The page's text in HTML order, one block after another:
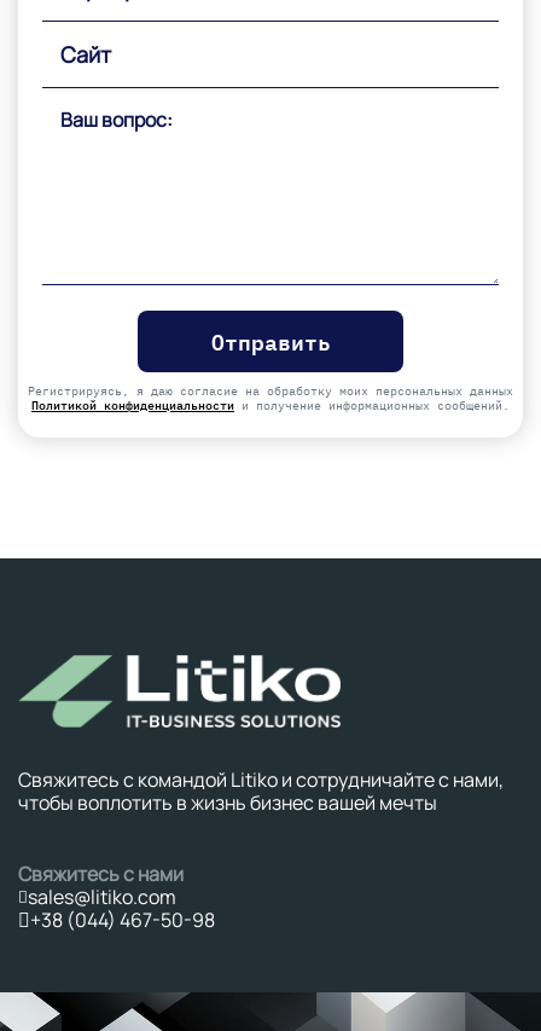
empty.
Регистрируясь, я даю согласие на обработку моих персональных данных
Политикой конфиденциальности и получение информационных сообщений.
Свяжитесь с командой Litiko и сотрудничайте с нами,
чтобы воплотить в жизнь бизнес вашей мечты
Свяжитесь с нами
sales@litiko.com
+38 (044) 467-50-98